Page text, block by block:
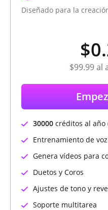
Diseñado para la
$99.99al
30000 créditos al año
Entrenamiento de
Genera vídeos para
Duetos y Coros
Ajustes de tono y
Soporte multitarea